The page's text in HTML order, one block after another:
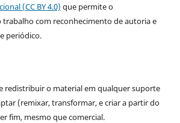
(CC BY 4.0) que permite o
com reconhecimento de autoria e
periódico.
redistribuir o material em qualquer suporte
(remixar, transformar, e criar a partir do
fim, mesmo que comercial.